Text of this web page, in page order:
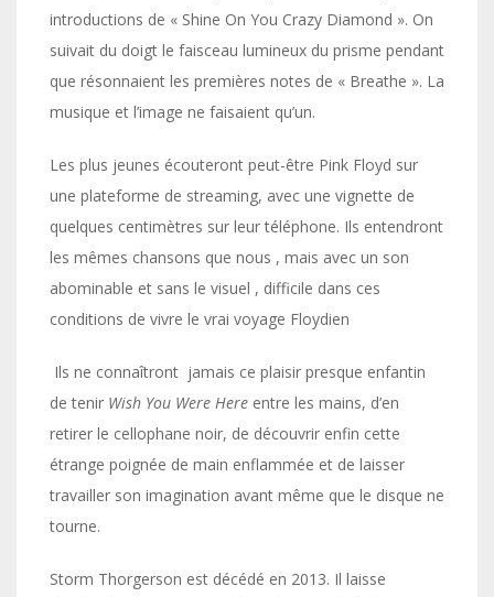
introductions de « Shine On You Crazy Diamond ». On
suivait du doigt le faisceau lumineux du prisme pendant
que résonnaient les premières notes de « Breathe ». La
musique et l’image ne faisaient qu’un.
Les plus jeunes écouteront peut-être Pink Floyd sur
une plateforme de streaming, avec une vignette de
quelques centimètres sur leur téléphone. Ils entendront
les mêmes chansons que nous , mais avec un son
abominable et sans le visuel , difficile dans ces
conditions de vivre le vrai voyage Floydien
Ils ne connaîtront jamais ce plaisir presque enfantin
de tenir Wish You Were Here entre les mains, d’en
retirer le cellophane noir, de découvrir enfin cette
étrange poignée de main enflammée et de laisser
travailler son imagination avant même que le disque ne
tourne.
Storm Thorgerson est décédé en 2013. Il laisse